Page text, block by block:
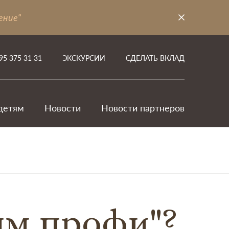
375 31 31 ЭКСКУРСИИ СДЕЛАТЬ ВКЛАД
Новости Новости партнеров